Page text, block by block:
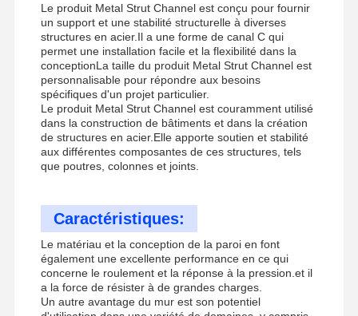
Le produit Metal Strut Channel est conçu pour fournir
un support et une stabilité structurelle à diverses
structures en acier.Il a une forme de canal C qui
permet une installation facile et la flexibilité dans la
conceptionLa taille du produit Metal Strut Channel est
personnalisable pour répondre aux besoins
spécifiques d'un projet particulier.
Le produit Metal Strut Channel est couramment utilisé
dans la construction de bâtiments et dans la création
de structures en acier.Elle apporte soutien et stabilité
aux différentes composantes de ces structures, tels
que poutres, colonnes et joints.
Caractéristiques:
Le matériau et la conception de la paroi en font
également une excellente performance en ce qui
concerne le roulement et la réponse à la pression.et il
a la force de résister à de grandes charges.
Un autre avantage du mur est son potentiel